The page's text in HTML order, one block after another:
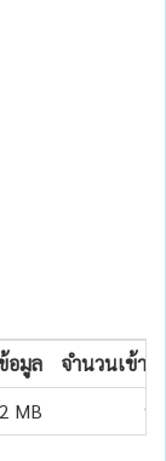
อมูล
จำนวนเข้าถึง
MB 94